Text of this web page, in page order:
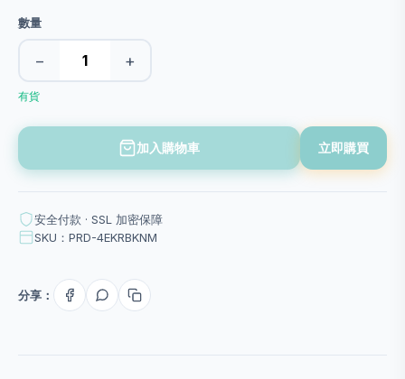
數量
− +
有貨
加入購物車 立即購買
安全付款 · SSL 加密保障
SKU：PRD-4EKRBKNM
分享：